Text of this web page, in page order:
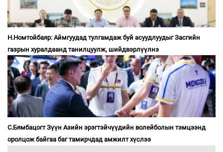
Н.Номтойбаяр: Аймгуудад тулгамдаж буй асуудлуудыг Засгийн
газрын хуралдаанд танилцуулж, шийдвэрлүүлнэ
С.Бямбацогт Зүүн Азийн эрэгтэйчүүдийн волейболын тэмцээнд
оролцож байгаа баг тамирчдад амжилт хүслээ